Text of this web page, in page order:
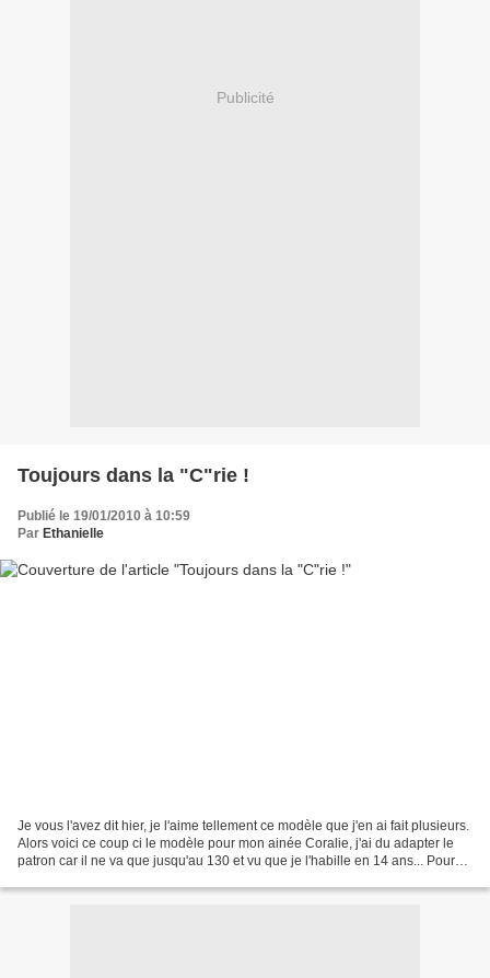
Publicité
Toujours dans la "C"rie !
Publié le 19/01/2010 à 10:59
Par Ethanielle
Je vous l'avez dit hier, je l'aime tellement ce modèle que j'en ai fait plusieurs.
Alors voici ce coup ci le modèle pour mon ainée Coralie, j'ai du adapter le
patron car il ne va que jusqu'au 130 et vu que je l'habille en 14 ans... Pour